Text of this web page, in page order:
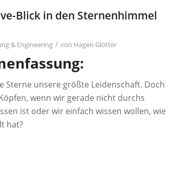
Blick in den Sternenhimmel
& Engineering / von Hagen Glötter
Sterne unsere größte Leidenschaft. Doch
wenn wir gerade nicht durchs
ist oder wir einfach wissen wollen, wie
hat?